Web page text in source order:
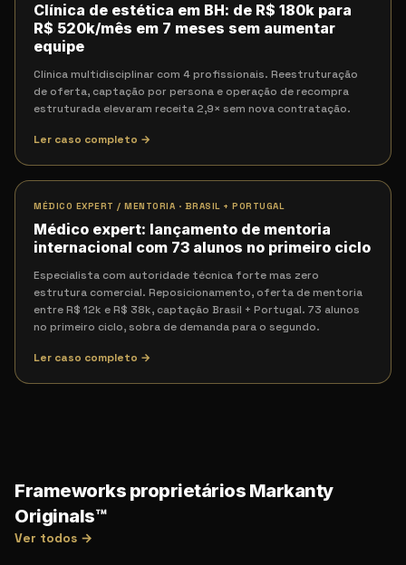
Clínica de estética em BH: de R$ 180k para
R$ 520k/mês em 7 meses sem aumentar
equipe
Clínica multidisciplinar com 4 profissionais. Reestruturação
de oferta, captação por persona e operação de recompra
estruturada elevaram receita 2,9× sem nova contratação.
Ler caso completo →
MÉDICO EXPERT / MENTORIA · BRASIL + PORTUGAL
Médico expert: lançamento de mentoria
internacional com 73 alunos no primeiro ciclo
Especialista com autoridade técnica forte mas zero
estrutura comercial. Reposicionamento, oferta de mentoria
entre R$ 12k e R$ 38k, captação Brasil + Portugal. 73 alunos
no primeiro ciclo, sobra de demanda para o segundo.
Ler caso completo →
Frameworks proprietários Markanty
Originals™
Ver todos →